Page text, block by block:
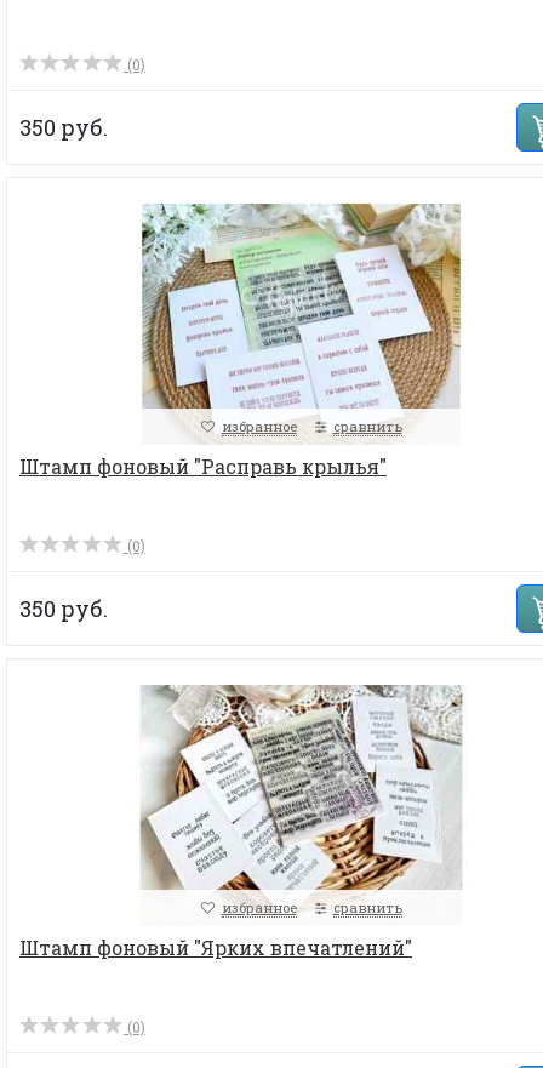
(0)
350 руб.
избранное сравнить
Штамп фоновый "Расправь крылья"
(0)
350 руб.
избранное сравнить
Штамп фоновый "Ярких впечатлений"
(0)